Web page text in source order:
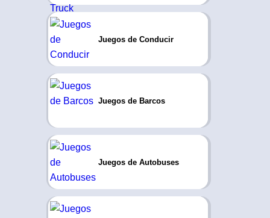
Juegos de Conducir
Juegos de Barcos
Juegos de Autobuses